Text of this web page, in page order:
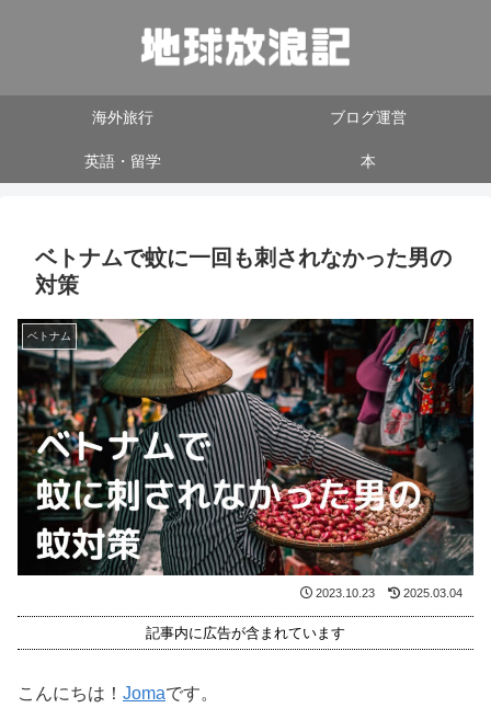
海外旅行 ブログ運営
英語・留学 本
ベトナムで蚊に一回も刺されなかった男の
対策
ベトナム
2023.10.23 2025.03.04
記事内に広告が含まれています
こんにちは！ Jomaです。